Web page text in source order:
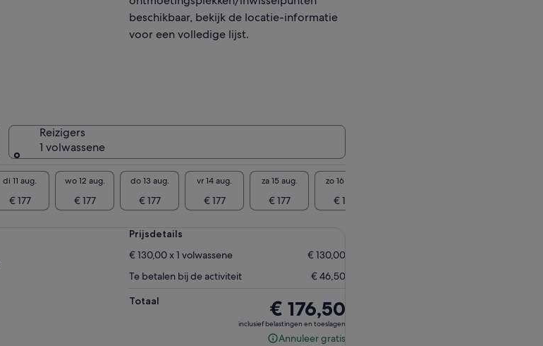
beschikbaar, bekijk de locatie-informatie
voor een volledige lijst.
Reizigers
1 volwassene
di 11 aug.
€ 177
wo 12 aug.
€ 177
do 13 aug.
€ 177
vr 14 aug.
€ 177
za 15 aug.
€ 177
zo 16 aug.
€ 177
Prijsdetails
€ 130,00 x 1 volwassene
€ 130,00
Te betalen bij de activiteit
€ 46,50
Totaal
De
prijs
is
€ 176,50
inclusief belastingen en toeslagen
Annuleer gratis